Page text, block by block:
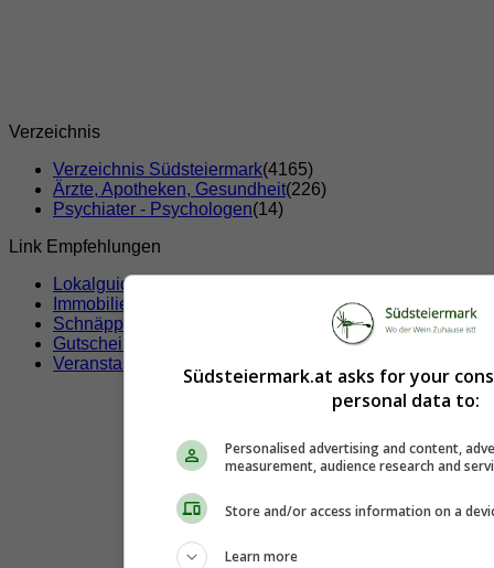
Verzeichnis
Verzeichnis Südsteiermark(4165)
Ärzte, Apotheken, Gesundheit(226)
Psychiater - Psychologen(14)
Link Empfehlungen
Lokalguide
Immobilien
Schnäppchen
Gutscheine & Rabatte
Veranstaltungen
Südsteiermark.at asks for your
personal data to:
Personalised advertising and content,
measurement, audience research and
Store and/or access information on a
Learn more